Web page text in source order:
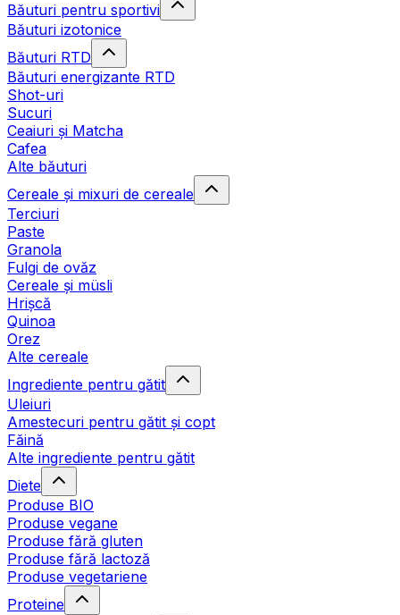
Băuturi pentru sportivi
Băuturi izotonice
Băuturi RTD
Băuturi energizante RTD
Shot-uri
Sucuri
Ceaiuri și Matcha
Cafea
Alte băuturi
Cereale și mixuri de cereale
Terciuri
Paste
Granola
Fulgi de ovăz
Cereale și müsli
Hrișcă
Quinoa
Orez
Alte cereale
Ingrediente pentru gătit
Uleiuri
Amestecuri pentru gătit și copt
Făină
Alte ingrediente pentru gătit
Diete
Produse BIO
Produse vegane
Produse fără gluten
Produse fără lactoză
Produse vegetariene
Proteine